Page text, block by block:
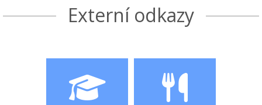
Externí odkazy